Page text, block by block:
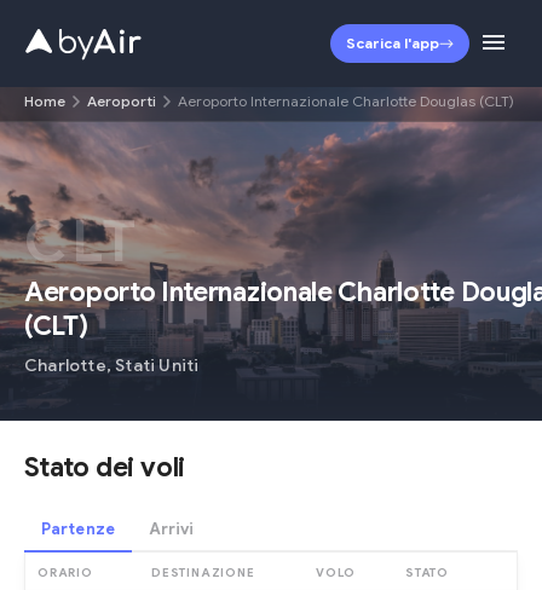
Scarica l'app
Home Aeroporti Aeroporto Internazionale Charlotte Douglas (CLT)
CLT
Aeroporto Internazionale Charlotte
(CLT)
Charlotte,Stati Uniti
Stato dei voli
Partenze Arrivi
ORARIO DESTINAZIONE VOLO STATO